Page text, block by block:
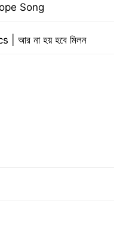
Song
আর না হয় হবে মিলন